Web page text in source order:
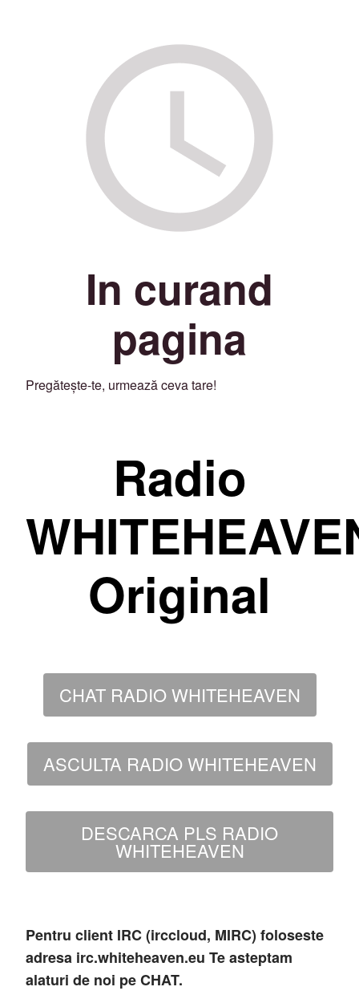
In curand
pagina
Pregătește-te, urmează ceva tare!
Radio
Original
CHAT RADIO WHITEHEAVEN
ASCULTA RADIO WHITEHEAVEN
DESCARCA PLS RADIO
WHITEHEAVEN
Pentru client IRC (irccloud, MIRC) foloseste
adresa irc.whiteheaven.eu Te asteptam
alaturi de noi pe CHAT.